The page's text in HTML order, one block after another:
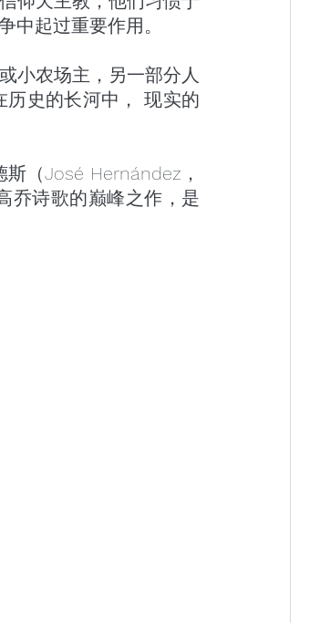
中起过重要作用。
小农场主，另一部分人
史的长河中， 现实的
（José Hernández，
乔诗歌的巅峰之作，是